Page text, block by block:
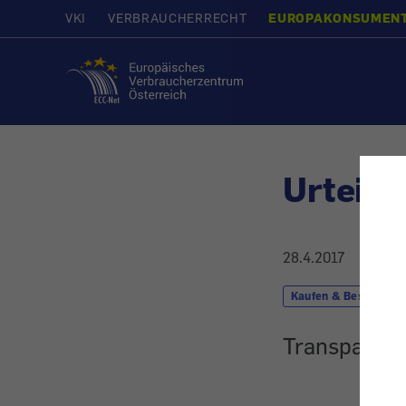
VKI VERBRAUCHERRECHT
Startseite
Urteil
28.4.2017
Kaufen & Bestellen